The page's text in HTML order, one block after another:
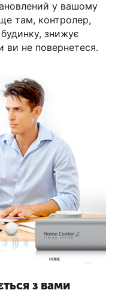
у вашому
там, контролер,
знижує
ви не повернетеся.
з вами